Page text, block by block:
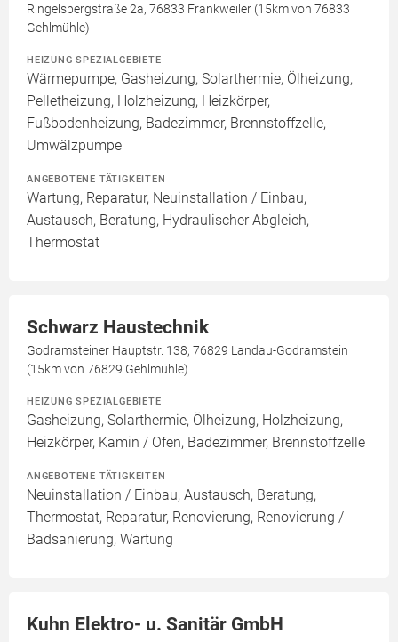
Ringelsbergstraße 2a, 76833 Frankweiler (15km von 76833
Gehlmühle)
HEIZUNG SPEZIALGEBIETE
Wärmepumpe, Gasheizung, Solarthermie, Ölheizung,
Pelletheizung, Holzheizung, Heizkörper,
Fußbodenheizung, Badezimmer, Brennstoffzelle,
Umwälzpumpe
ANGEBOTENE TÄTIGKEITEN
Wartung, Reparatur, Neuinstallation / Einbau,
Austausch, Beratung, Hydraulischer Abgleich,
Thermostat
Schwarz Haustechnik
Godramsteiner Hauptstr. 138, 76829 Landau-Godramstein
(15km von 76829 Gehlmühle)
HEIZUNG SPEZIALGEBIETE
Gasheizung, Solarthermie, Ölheizung, Holzheizung,
Heizkörper, Kamin / Ofen, Badezimmer, Brennstoffzelle
ANGEBOTENE TÄTIGKEITEN
Neuinstallation / Einbau, Austausch, Beratung,
Thermostat, Reparatur, Renovierung, Renovierung /
Badsanierung, Wartung
Kuhn Elektro- u. Sanitär GmbH